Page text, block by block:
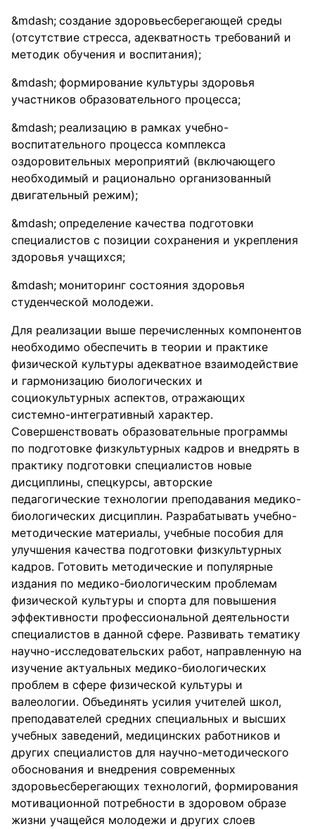
создание здоровьесберегающей среды
(отсутствие стресса, адекватность требований и
методик обучения и воспитания);
формирование культуры здоровья
участников образовательного процесса;
реализацию в рамках учебно-
воспитательного процесса комплекса
оздоровительных мероприятий (включающего
необходимый и рационально организованный
двигательный режим);
определение качества подготовки
специалистов с позиции сохранения и укрепления
здоровья учащихся;
мониторинг состояния здоровья
студенческой молодежи.
Для реализации выше перечисленных компонентов
необходимо обеспечить в теории и практике
физической культуры адекватное взаимодействие
и гармонизацию биологических и
социокультурных аспектов, отражающих
системно-интегративный характер.
Совершенствовать образовательные программы
по подготовке физкультурных кадров и внедрять в
практику подготовки специалистов новые
дисциплины, спецкурсы, авторские
педагогические технологии преподавания медико-
биологических дисциплин. Разрабатывать учебно-
методические материалы, учебные пособия для
улучшения качества подготовки физкультурных
кадров. Готовить методические и популярные
издания по медико-биологическим проблемам
физической культуры и спорта для повышения
эффективности профессиональной деятельности
специалистов в данной сфере. Развивать тематику
научно-исследовательских работ, направленную на
изучение актуальных медико-биологических
проблем в сфере физической культуры и
валеологии. Объединять усилия учителей школ,
преподавателей средних специальных и высших
учебных заведений, медицинских работников и
других специалистов для научно-методического
обоснования и внедрения современных
здоровьесберегающих технологий, формирования
мотивационной потребности в здоровом образе
жизни учащейся молодежи и других слоев